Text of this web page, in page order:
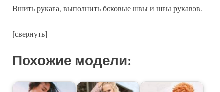
Вшить рукава, выполнить боковые швы и швы рукавов.
[свернуть]
Похожие модели: